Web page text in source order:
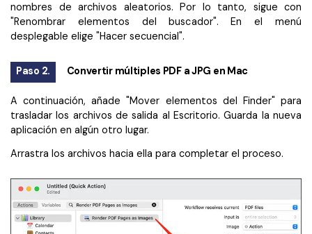
nombres de archivos aleatorios. Por lo tanto, sigue con
"Renombrar elementos del buscador". En el menú
desplegable elige "Hacer secuencial".
Paso 2. Convertir múltiples PDF a JPG en Mac
A continuación, añade "Mover elementos del Finder" para
trasladar los archivos de salida al Escritorio. Guarda la nueva
aplicación en algún otro lugar.
Arrastra los archivos hacia ella para completar el proceso.